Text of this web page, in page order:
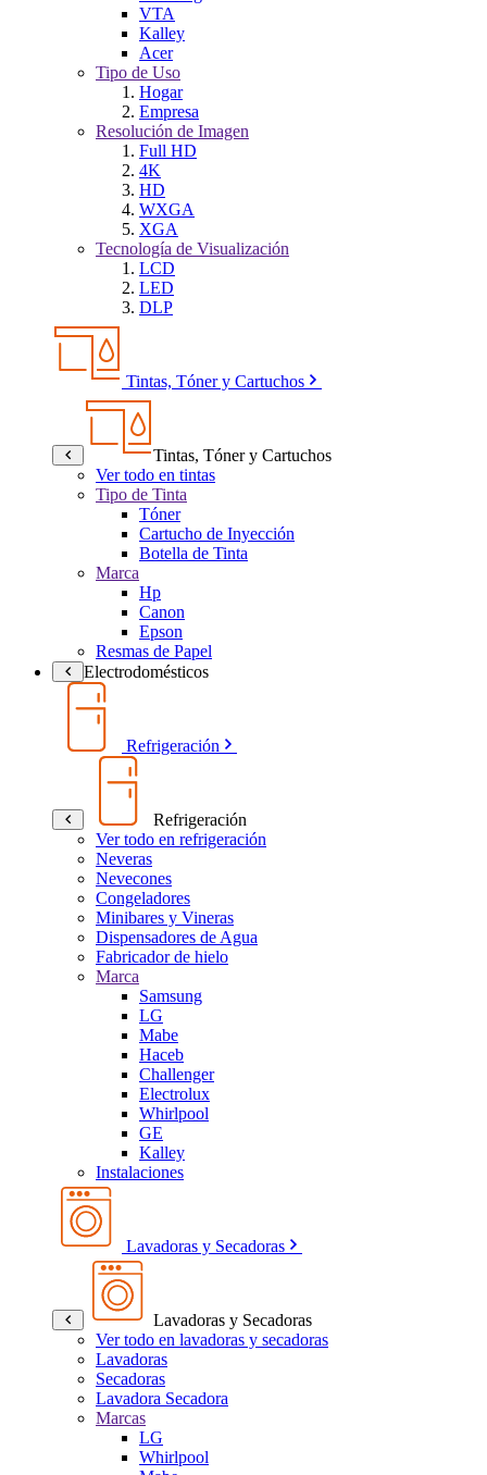
VTA
Kalley
Acer
Tipo de Uso
Hogar
Empresa
Resolución de Imagen
Full HD
4K
HD
WXGA
XGA
Tecnología de Visualización
LCD
LED
DLP
Tintas, Tóner y Cartuchos
Tintas, Tóner y Cartuchos
Ver todo en tintas
Tipo de Tinta
Tóner
Cartucho de Inyección
Botella de Tinta
Marca
Hp
Canon
Epson
Resmas de Papel
Electrodomésticos
Refrigeración
Refrigeración
Ver todo en refrigeración
Neveras
Nevecones
Congeladores
Minibares y Vineras
Dispensadores de Agua
Fabricador de hielo
Marca
Samsung
LG
Mabe
Haceb
Challenger
Electrolux
Whirlpool
GE
Kalley
Instalaciones
Lavadoras y Secadoras
Lavadoras y Secadoras
Ver todo en lavadoras y secadoras
Lavadoras
Secadoras
Lavadora Secadora
Marcas
LG
Whirlpool